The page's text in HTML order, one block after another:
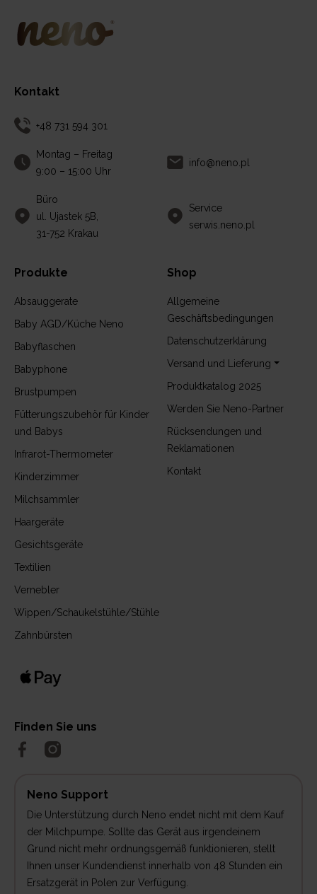
Kontakt
+48 731 594 301
Montag – Freitag
9:00 – 15:00 Uhr
info@neno.pl
Büro
ul. Ujastek 5B,
31-752 Krakau
Service
serwis.neno.pl
Produkte
Absauggerate
Baby AGD/Küche Neno
Babyflaschen
Babyphone
Brustpumpen
Fütterungszubehör für Kinder
und Babys
Infrarot-Thermometer
Kinderzimmer
Milchsammler
Haargeräte
Gesichtsgeräte
Textilien
Vernebler
Wippen/Schaukelstühle/Stühle
Zahnbürsten
Shop
Allgemeine
Geschäftsbedingungen
Datenschutzerklärung
Versand und Lieferung
Produktkatalog 2025
Werden Sie Neno-Partner
Rücksendungen und
Reklamationen
Kontakt
Finden Sie uns
Neno Support
Die Unterstützung durch Neno endet nicht mit dem Kauf
der Milchpumpe. Sollte das Gerät aus irgendeinem
Grund nicht mehr ordnungsgemäß funktionieren, stellt
Ihnen unser Kundendienst innerhalb von 48 Stunden ein
Ersatzgerät in Polen zur Verfügung.